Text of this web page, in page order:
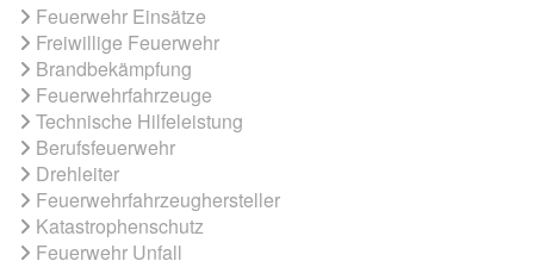
Feuerwehr Einsätze
Freiwillige Feuerwehr
Brandbekämpfung
Feuerwehrfahrzeuge
Technische Hilfeleistung
Berufsfeuerwehr
Drehleiter
Feuerwehrfahrzeughersteller
Katastrophenschutz
Feuerwehr Unfall